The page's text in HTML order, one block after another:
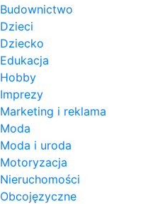
Budownictwo
Dzieci
Dziecko
Edukacja
Hobby
Imprezy
Marketing i reklama
Moda
Moda i uroda
Motoryzacja
Nieruchomości
Obcojęzyczne